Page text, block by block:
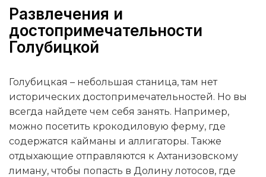
Развлечения и
достопримечательности
Голубицкой
Голубицкая – небольшая станица, там нет
исторических достопримечательностей. Но вы
всегда найдете чем себя занять. Например,
можно посетить крокодиловую ферму, где
содержатся кайманы и аллигаторы. Также
отдыхающие отправляются к Ахтанизовскому
лиману, чтобы попасть в Долину лотосов, где